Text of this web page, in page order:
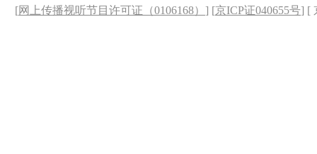
[网上传播视听节目许可证（0106168） ] [京ICP证040655号] [